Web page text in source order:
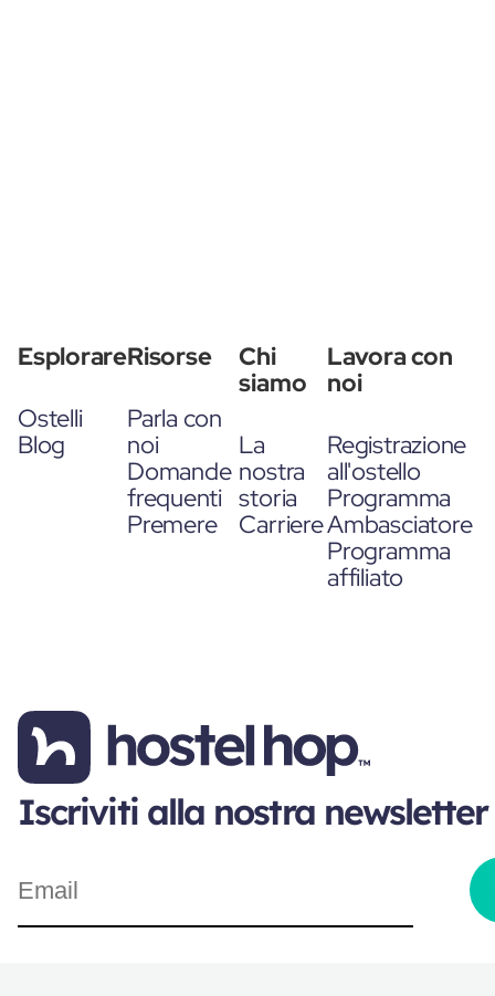
Esplorare
Ostelli
Blog
Risorse
Parla con
noi
Domande
frequenti
Premere
Chi
siamo
La
nostra
storia
Carriere
Lavora con
noi
Registrazione
all'ostello
Programma
Ambasciatore
Programma
affiliato
Iscriviti alla nostra newsletter